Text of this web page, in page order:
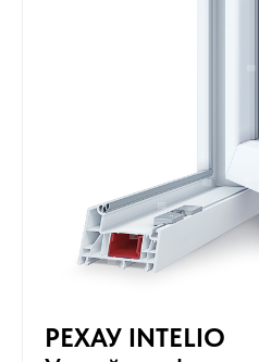
РЕХАУ INTELIO